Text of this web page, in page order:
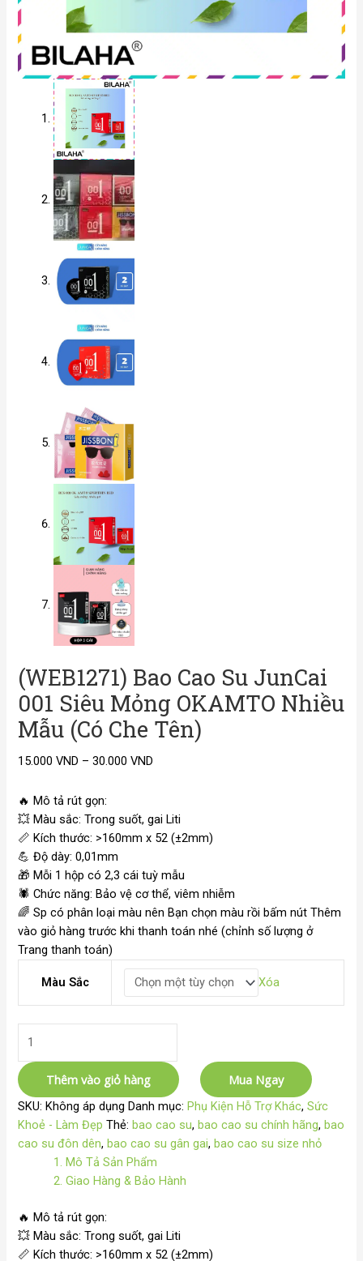
(WEB1271) Bao Cao Su JunCai
001 Siêu Mỏng OKAMTO Nhiều
Mẫu (Có Che Tên)
15.000VND – 30.000VND
🔥 Mô tả rút gọn:
💥 Màu sắc: Trong suốt, gai Liti
📏 Kích thước: >160mm x 52 (±2mm)
💪 Độ dày: 0,01mm
🎁 Mỗi 1 hộp có 2,3 cái tuỳ mẫu
🕷️ Chức năng: Bảo vệ cơ thể, viêm nhiễm
🌈 Sp có phân loại màu nên Bạn chọn màu rồi bấm nút Thêm
vào giỏ hàng trước khi thanh toán nhé (chỉnh số lượng ở
Trang thanh toán)
Màu Sắc Xóa
Thêm vào giỏ hàng Mua Ngay
SKU:Không áp dụng Danh mục:Phụ Kiện Hỗ Trợ Khác,Sức
Khoẻ - Làm Đẹp Thẻ:bao cao su,bao cao su chính hãng,bao
cao su đôn dên,bao cao su gân gai,bao cao su size nhỏ
1. Mô Tả Sản Phẩm
2. Giao Hàng & Bảo Hành
🔥 Mô tả rút gọn:
💥 Màu sắc: Trong suốt, gai Liti
📏 Kích thước: >160mm x 52 (±2mm)